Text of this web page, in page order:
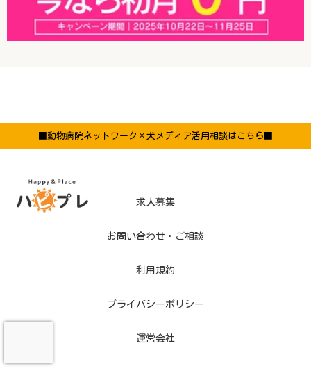
■動物病院ネットワーク×犬メディア活用相談はこちら■
求人募集
お問い合わせ・ご相談
利用規約
プライバシーポリシー
運営会社